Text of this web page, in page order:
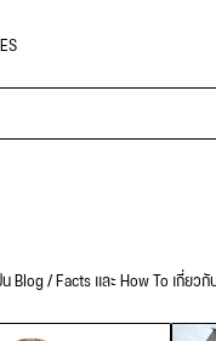
Blog / Facts และ How To เกี่ย